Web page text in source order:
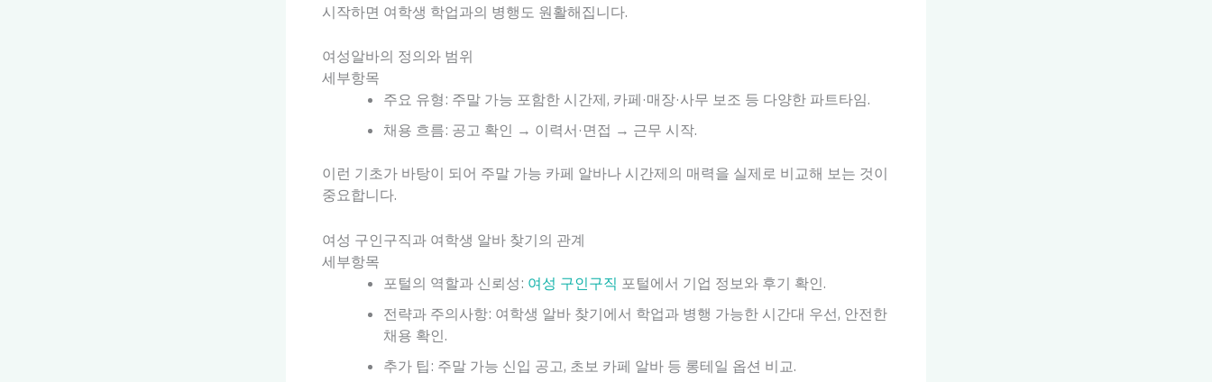
시작하면 여학생 학업과의 병행도 원활해집니다.
여성알바의 정의와 범위
세부항목
주요 유형: 주말 가능 포함한 시간제, 카페·매장·사무 보조 등 다양한 파트타임.
채용 흐름: 공고 확인 → 이력서·면접 → 근무 시작.
이런 기초가 바탕이 되어 주말 가능 카페 알바나 시간제의 매력을 실제로 비교해 보는 것이
중요합니다.
여성 구인구직과 여학생 알바 찾기의 관계
세부항목
포털의 역할과 신뢰성: 여성 구인구직 포털에서 기업 정보와 후기 확인.
전략과 주의사항: 여학생 알바 찾기에서 학업과 병행 가능한 시간대 우선, 안전한
채용 확인.
추가 팁: 주말 가능 신입 공고, 초보 카페 알바 등 롱테일 옵션 비교.